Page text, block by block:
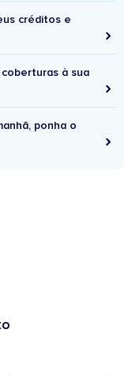
créditos e
à sua
ponha o